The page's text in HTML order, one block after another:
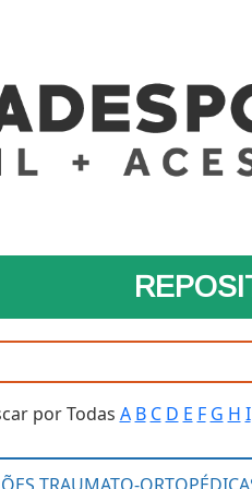
por Todas A B C D E F G H I